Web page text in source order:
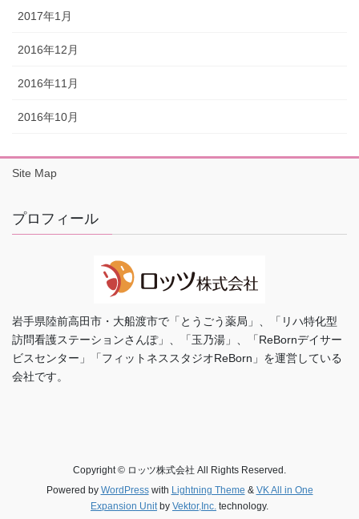
2017年1月
2016年12月
2016年11月
2016年10月
Site Map
プロフィール
岩手県陸前高田市・大船渡市で「とうごう薬局」、「リハ特化型
訪問看護ステーションさんぽ」、「玉乃湯」、「ReBornデイサー
ビスセンター」「フィットネススタジオReBorn」を運営している
会社です。
Copyright © ロッツ株式会社 All Rights Reserved.
Powered by WordPresswith Lightning Theme & VK All in One
Expansion Unitby Vektor,Inc. technology.